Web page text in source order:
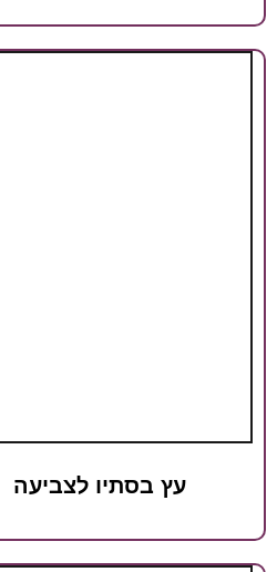
עץ בסתיו לצביעה